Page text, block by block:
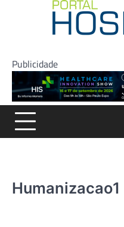
Publicidade
Humanizacao1